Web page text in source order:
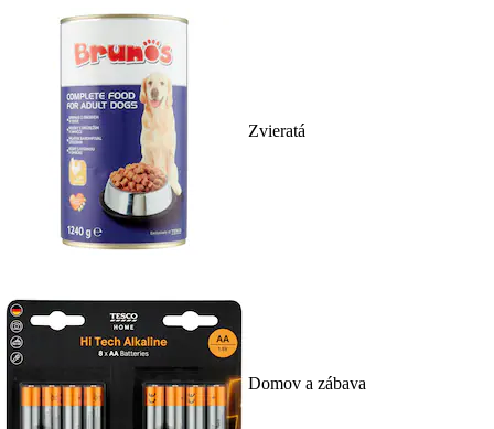
Zvieratá
Domov a zábava